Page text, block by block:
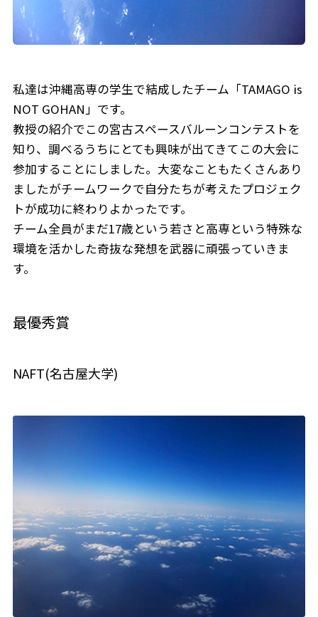
私達は沖縄高専の学生で結成したチーム「TAMAGO is
NOT GOHAN」です。
教授の紹介でこの宮古スペースバルーンコンテストを
知り、調べるうちにとても興味が出てきてこの大会に
参加することにしました。大変なこともたくさんあり
ましたがチームワークで自分たちが考えたプロジェク
トが成功に終わりよかったです。
チーム全員がまだ17歳という若さと高専という特殊な
環境を活かした奇抜な発想を武器に頑張っていきま
す。
最優秀賞
NAFT(名古屋大学)